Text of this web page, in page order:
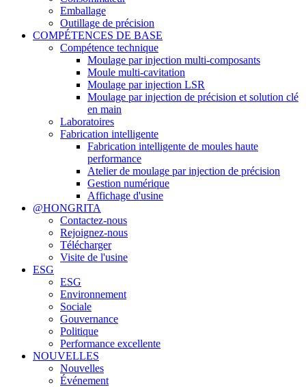
Emballage
Outillage de précision
COMPÉTENCES DE BASE
Compétence technique
Moulage par injection multi-composants
Moule multi-cavitation
Moulage par injection LSR
Moulage par injection de précision et solution clé
en main
Laboratoires
Fabrication intelligente
Fabrication intelligente de moules haute
performance
Atelier de moulage par injection de précision
Gestion numérique
Affichage d'usine
@HONGRITA
Contactez-nous
Rejoignez-nous
Télécharger
Visite de l'usine
ESG
ESG
Environnement
Sociale
Gouvernance
Politique
Performance excellente
NOUVELLES
Nouvelles
Événement